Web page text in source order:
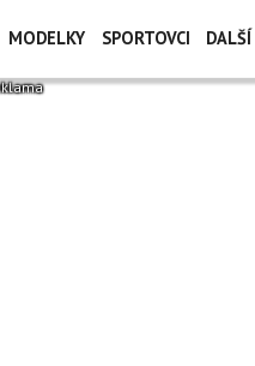
MODELKY SPORTOVCI DALŠÍ